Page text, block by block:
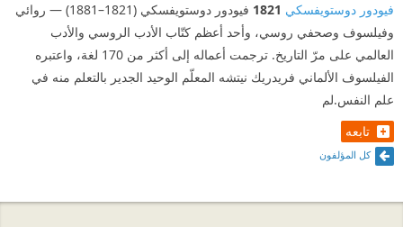
فيودور دوستويفسكي 1821
فيودور دوستويفسكي (1821–1881) — روائي
وفيلسوف وصحفي روسي، وأحد أعظم كتّاب الأدب الروسي والأدب
العالمي على مرّ التاريخ. ترجمت أعماله إلى أكثر من 170 لغة، واعتبره
الفيلسوف الألماني فريدريك نيتشه المعلّم الوحيد الجدير بالتعلم منه في
علم النفس.لم
تابعه
كل المؤلفون